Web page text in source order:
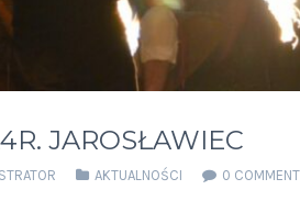
JAROSŁAWIEC
AKTUALNOŚCI 0